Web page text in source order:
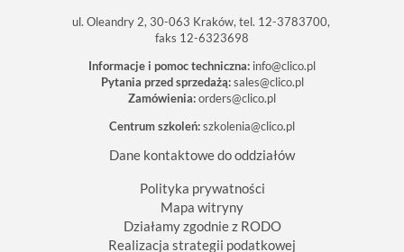
ul. Oleandry 2, 30-063 Kraków, tel. 12-3783700,
faks 12-6323698
Informacje i pomoc techniczna: info@clico.pl
Pytania przed sprzedażą: sales@clico.pl
Zamówienia:orders@clico.pl
Centrum szkoleń:szkolenia@clico.pl
Dane kontaktowe do oddziałów
Polityka prywatności
Mapa witryny
Działamy zgodnie z RODO
Realizacja strategii podatkowej